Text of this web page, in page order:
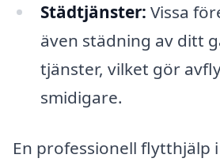
Städtjänster: Vissa
även städning av ditt
tjänster, vilket gör
smidigare.
En professionell flytthjälp